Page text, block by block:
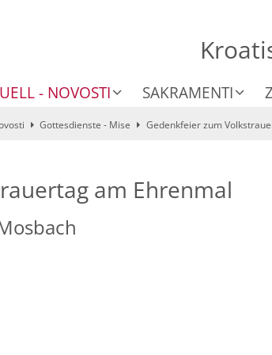
- NOVOSTI SAKRAMENTI
Gottesdienste - Mise Gedenkfeier zum
am Ehrenmal